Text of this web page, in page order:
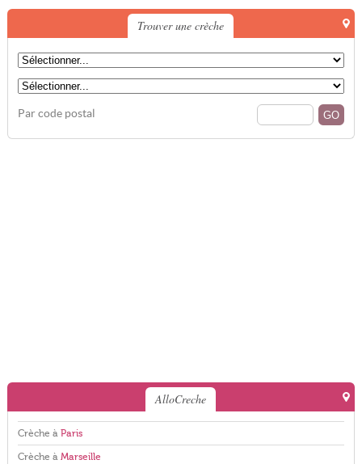
Trouver une crèche
Par code postal
AlloCreche
Crèche à Paris
Crèche à Marseille